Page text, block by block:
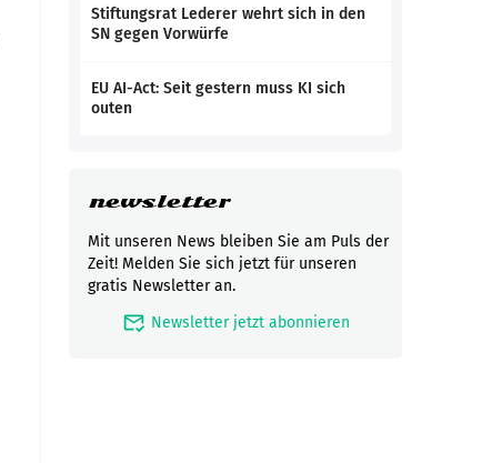
Stiftungsrat Lederer wehrt sich in den
SN gegen Vorwürfe
EU AI-Act: Seit gestern muss KI sich
outen
newsletter
Mit unseren News bleiben Sie am Puls der
Zeit! Melden Sie sich jetzt für unseren
gratis Newsletter an.
mark_email_read Newsletter jetzt abonnieren